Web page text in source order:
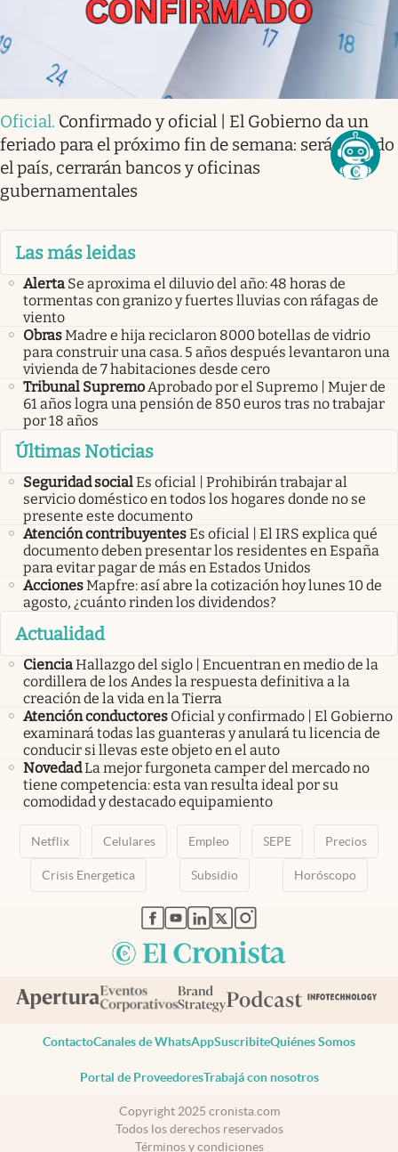
Oficial. Confirmado y oficial | El Gobierno da un
feriado para el próximo fin de semana: será en todo
el país, cerrarán bancos y oficinas
gubernamentales
Las más leidas
Alerta Se aproxima el diluvio del año: 48 horas de
tormentas con granizo y fuertes lluvias con ráfagas de
viento
ObrasMadre e hija reciclaron 8000 botellas de vidrio
para construir una casa. 5 años después levantaron una
vivienda de 7 habitaciones desde cero
Tribunal SupremoAprobado por el Supremo | Mujer de
61 años logra una pensión de 850 euros tras no trabajar
por 18 años
Últimas Noticias
Seguridad socialEs oficial | Prohibirán trabajar al
servicio doméstico en todos los hogares donde no se
presente este documento
Atención contribuyentesEs oficial | El IRS explica qué
documento deben presentar los residentes en España
para evitar pagar de más en Estados Unidos
AccionesMapfre: así abre la cotización hoy lunes 10 de
agosto, ¿cuánto rinden los dividendos?
Actualidad
CienciaHallazgo del siglo | Encuentran en medio de la
cordillera de los Andes la respuesta definitiva a la
creación de la vida en la Tierra
Atención conductores Oficial y confirmado | El Gobierno
examinará todas las guanteras y anulará tu licencia de
conducir si llevas este objeto en el auto
NovedadLa mejor furgoneta camper del mercado no
tiene competencia: esta van resulta ideal por su
comodidad y destacado equipamiento
Netflix Celulares Empleo SEPE Precios
Crisis Energetica Subsidio Horóscopo
abre en nueva pestaña
abre en nueva pestaña
abre en nueva pestaña
abre en nueva pestaña
abre en nueva pestaña
ContactoCanales de WhatsAppSuscribiteQuiénes Somos
Portal de ProveedoresTrabajá con nosotros
Copyright 2025 cronista.com
Todos los derechos reservados
Términos y condiciones